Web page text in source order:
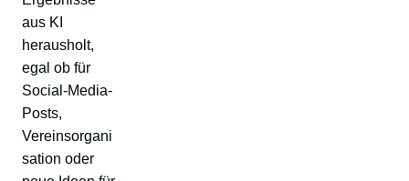
aus KI
herausholt,
egal ob für
Social-Media-
Posts,
Vereinsorgani
sation oder